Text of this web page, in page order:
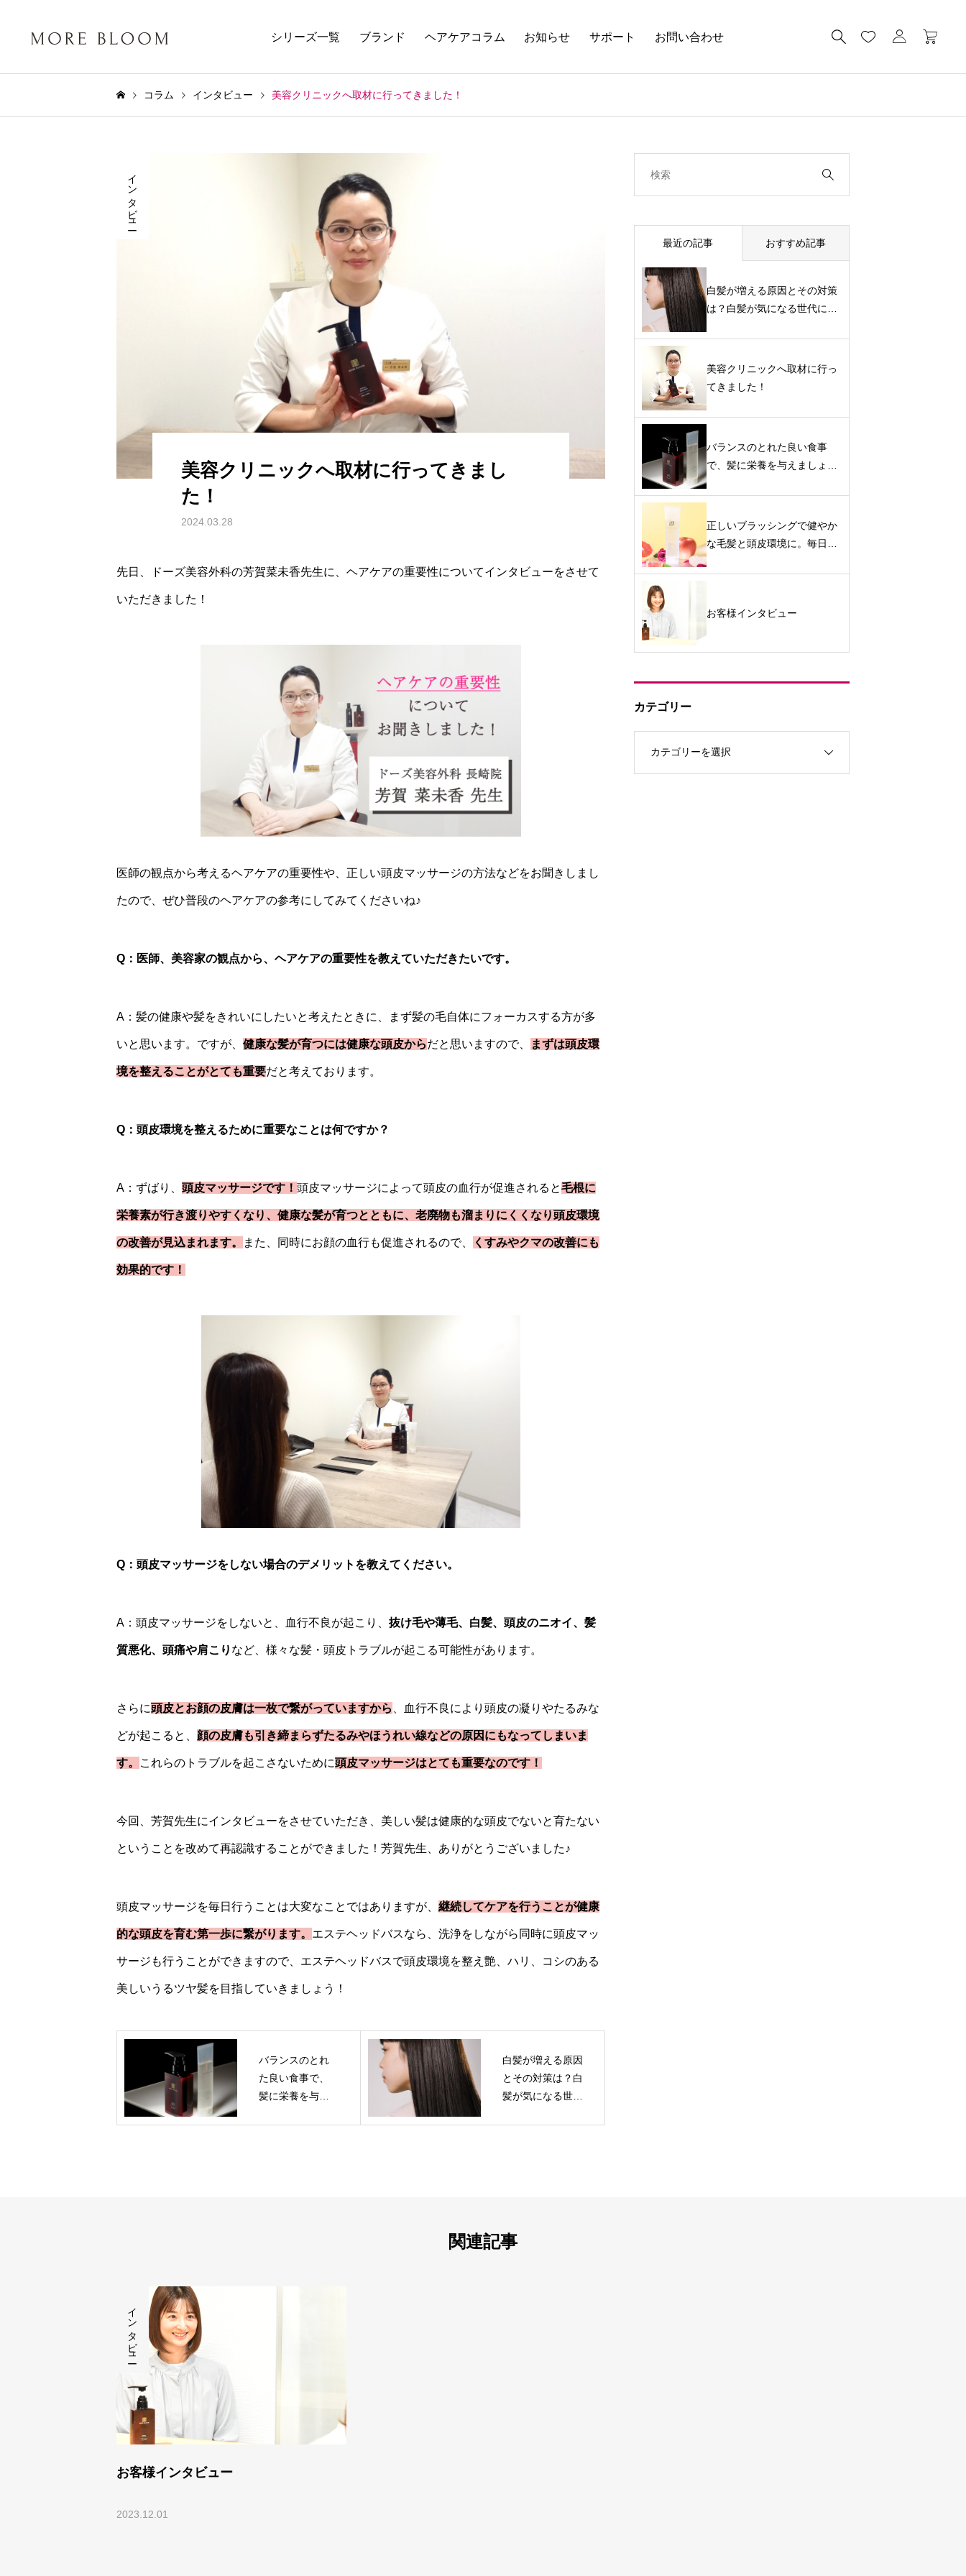
シリーズ一覧 ブランド ヘアケアコラム お知らせ サポート お問い合わせ
コラム インタビュー 美容クリニックへ取材に行ってきました！
インタビュー
美容クリニックへ取材に行ってきまし
た！
2024.03.28
先日、ドーズ美容外科の芳賀菜未香先生に、ヘアケアの重要性についてインタビューをさせて
いただきました！
医師の観点から考えるヘアケアの重要性や、正しい頭皮マッサージの方法などをお聞きしまし
たので、ぜひ普段のヘアケアの参考にしてみてくださいね♪
Q：医師、美容家の観点から、ヘアケアの重要性を教えていただきたいです。
A：髪の健康や髪をきれいにしたいと考えたときに、まず髪の毛自体にフォーカスする方が多
いと思います。ですが、 健康な髪が育つには健康な頭皮からだと思いますので、 まずは頭皮環
境を整えることがとても重要だと考えております。
Q：頭皮環境を整えるために重要なことは何ですか？
A：ずばり、 頭皮マッサージです！ 頭皮マッサージによって頭皮の血行が促進されると毛根に
栄養素が行き渡りやすくなり、健康な髪が育つとともに、老廃物も溜まりにくくなり頭皮環境
の改善が見込まれます。 また、同時にお顔の血行も促進されるので、 くすみやクマの改善にも
効果的です！
Q：頭皮マッサージをしない場合のデメリットを教えてください。
A：頭皮マッサージをしないと、血行不良が起こり、 抜け毛や薄毛、白髪、頭皮のニオイ、髪
質悪化、頭痛や肩こり など、様々な髪・頭皮トラブルが起こる可能性があります。
さらに頭皮とお顔の皮膚は一枚で繋がっていますから 、血行不良により頭皮の凝りやたるみな
どが起こると、 顔の皮膚も引き締まらずたるみやほうれい線などの原因にもなってしまいま
す。 これらのトラブルを起こさないために頭皮マッサージはとても重要なのです！
今回、芳賀先生にインタビューをさせていただき、美しい髪は健康的な頭皮でないと育たない
ということを改めて再認識することができました！芳賀先生、ありがとうございました♪
頭皮マッサージを毎日行うことは大変なことではありますが、 継続してケアを行うことが健康
的な頭皮を育む第一歩に繋がります。 エステヘッドバスなら、洗浄をしながら同時に頭皮マッ
サージも行うことができますので、エステヘッドバスで頭皮環境を整え艶、ハリ、コシのある
美しいうるツヤ髪を目指していきましょう！
バランスのとれ
た良い食事で、
髪に栄養を与え
白髪が増える原因
とその対策は？白
髪が気になる世代
最近の記事 おすすめ記事
白髪が増える原因とその対策
は？白髪が気になる世代に白
美容クリニックへ取材に行っ
てきました！
バランスのとれた良い食事
で、髪に栄養を与えましょ
正しいブラッシングで健やか
な毛髪と頭皮環境に。毎日、
お客様インタビュー
カテゴリー
関連記事
お客様インタビュー
2023.12.01
インタビュー